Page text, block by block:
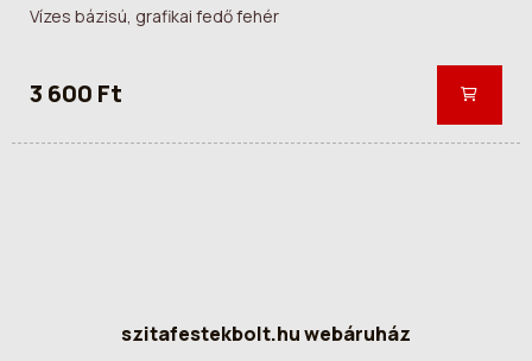
Vízes bázisú, grafikai fedő fehér
3 600 Ft
szitafestekbolt.hu webáruház